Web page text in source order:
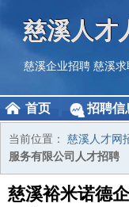
慈溪人才
慈溪企业招聘 慈溪求
首页 招聘信
当前位置： 慈溪人才网
服务有限公司人才招聘
慈溪裕米诺德